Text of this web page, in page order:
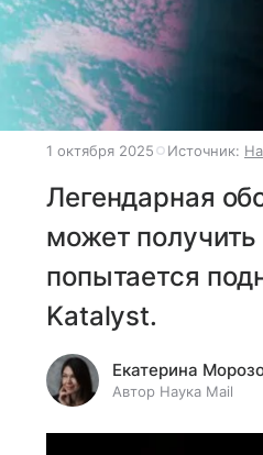
1 октября 2025 Источник:
Легендарная
может
попытается
Katalyst.
Екатерина
Автор Наука Mail